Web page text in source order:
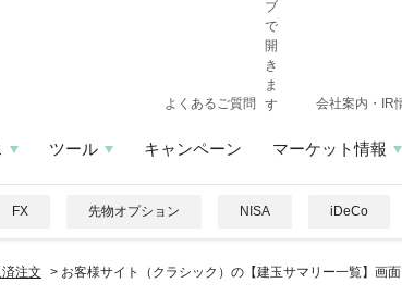
よくあるご質問 会社案内・IR
ツール キャンペーン マーケット情報
FX 先物オプション NISA iDeCo
注文 > お客様サイト（クラシック）の【建玉サマリー一覧】画